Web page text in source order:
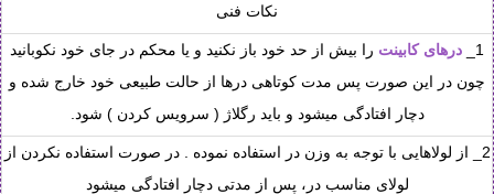
نکات فنی
1_ درهای کابینت را بیش از حد خود باز نکنید و یا محکم در جای خود نکوبانید
چون در این صورت پس مدت کوتاهی درها از حالت طبیعی خود خارج شده و
دچار افتادگی میشود و باید رگلاژ ( سرویس کردن ) شود.
2_ از لولاهایی با توجه به وزن در استفاده نموده . در صورت استفاده نکردن از
لولای مناسب در، پس از مدتی دچار افتادگی میشود